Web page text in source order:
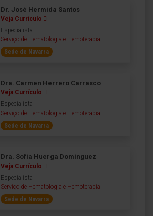
Dr. José Hermida Santos
Veja Currículo
Especialista
Serviço de Hematologia e Hemoterapia
Sede de Navarra
Dra. Carmen Herrero Carrasco
Veja Currículo
Especialista
Serviço de Hematologia e Hemoterapia
Sede de Navarra
Dra. Sofía Huerga Domínguez
Veja Currículo
Especialista
Serviço de Hematologia e Hemoterapia
Sede de Navarra